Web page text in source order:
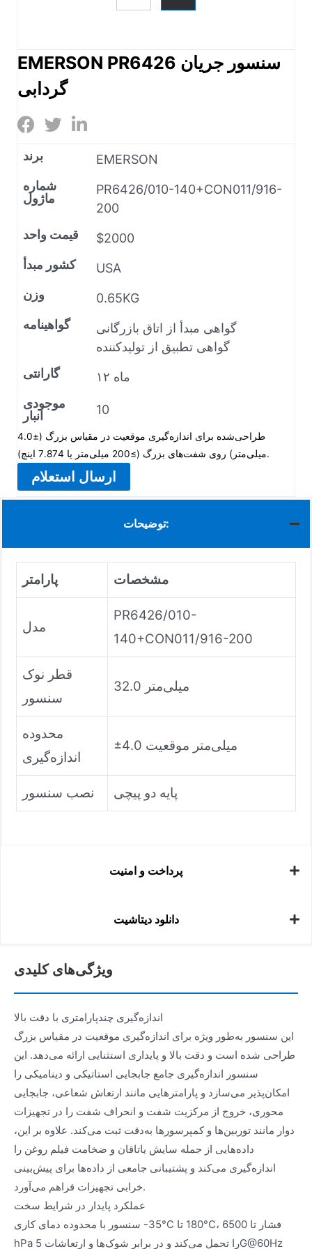
EMERSON PR6426 سنسور جریان
گردابی
برند
EMERSON
شماره
ماژول
PR6426/010-140+CON011/916-
200
قیمت واحد
$2000
کشور مبدأ
USA
وزن
0.65KG
گواهینامه
گواهی مبدأ از اتاق بازرگانی
گواهی تطبیق از تولیدکننده
گارانتی
۱۲ ماه
موجودی
انبار
10
طراحی‌شده برای اندازه‌گیری موقعیت در مقیاس بزرگ (±4.0
میلی‌متر) روی شفت‌های بزرگ (≥200 میلی‌متر یا 7.874 اینچ).
ارسال استعلام
توضیحات:
پارامتر مشخصات
مدل
PR6426/010-
140+CON011/916-200
قطر نوک
سنسور
32.0 میلی‌متر
محدوده
اندازه‌گیری
±4.0 میلی‌متر موقعیت
نصب سنسور پایه دو پیچی
پرداخت و امنیت
دانلود دیتاشیت
ویژگی‌های کلیدی
اندازه‌گیری چندپارامتری با دقت بالا
این سنسور به‌طور ویژه برای اندازه‌گیری موقعیت در مقیاس بزرگ
طراحی شده است و دقت بالا و پایداری استثنایی ارائه می‌دهد. این
سنسور اندازه‌گیری جامع جابجایی استاتیکی و دینامیکی را
امکان‌پذیر می‌سازد و پارامترهایی مانند ارتعاش شعاعی، جابجایی
محوری، خروج از مرکزیت شفت و انحراف شفت را در تجهیزات
دوار مانند توربین‌ها و کمپرسورها به‌دقت ثبت می‌کند. علاوه بر این،
داده‌هایی از جمله سایش یاتاقان و ضخامت فیلم روغن را
اندازه‌گیری می‌کند و پشتیبانی جامعی از داده‌ها برای پیش‌بینی
خرابی تجهیزات فراهم می‌آورد.
عملکرد پایدار در شرایط سخت
سنسور با محدوده دمای کاری ‎-35‎°‎C تا ‎180‎°‎C، فشار تا 6500
hPa را تحمل می‌کند و در برابر شوک‌ها و ارتعاشات 5G@60Hz